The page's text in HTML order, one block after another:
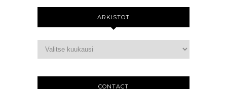
ARKISTOT
CONTACT